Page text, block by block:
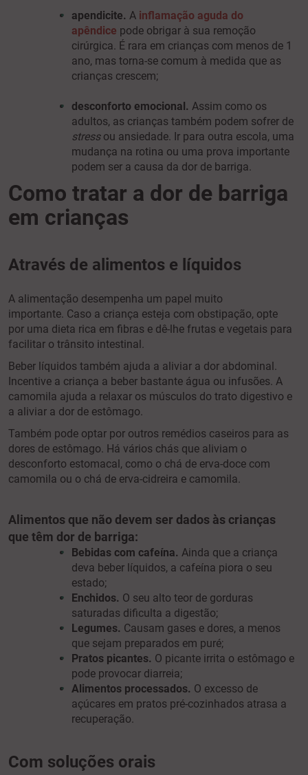
apendicite. A inflamação aguda do
apêndice pode obrigar à sua remoção
cirúrgica. É rara em crianças com menos de 1
ano, mas torna-se comum à medida que as
crianças crescem;
desconforto emocional. Assim como os
adultos, as crianças também podem sofrer de
stressou ansiedade. Ir para outra escola, uma
mudança na rotina ou uma prova importante
podem ser a causa da dor de barriga.
Como tratar a dor de barriga
em crianças
Através de alimentos e líquidos
A alimentação desempenha um papel muito
importante. Caso a criança esteja com obstipação, opte
por uma dieta rica em fibras e dê-lhe frutas e vegetais para
facilitar o trânsito intestinal.
Beber líquidos também ajuda a aliviar a dor abdominal.
Incentive a criança a beber bastante água ou infusões. A
camomila ajuda a relaxar os músculos do trato digestivo e
a aliviar a dor de estômago.
Também pode optar por outros remédios caseiros para as
dores de estômago. Há vários chás que aliviam o
desconforto estomacal, como o chá de erva-doce com
camomila ou o chá de erva-cidreira e camomila.
Alimentos que não devem ser dados às crianças
que têm dor de barriga:
Bebidas com cafeína. Ainda que a criança
deva beber líquidos, a cafeína piora o seu
estado;
Enchidos. O seu alto teor de gorduras
saturadas dificulta a digestão;
Legumes. Causam gases e dores, a menos
que sejam preparados em puré;
Pratos picantes. O picante irrita o estômago e
pode provocar diarreia;
Alimentos processados. O excesso de
açúcares em pratos pré-cozinhados atrasa a
recuperação.
Com soluções orais